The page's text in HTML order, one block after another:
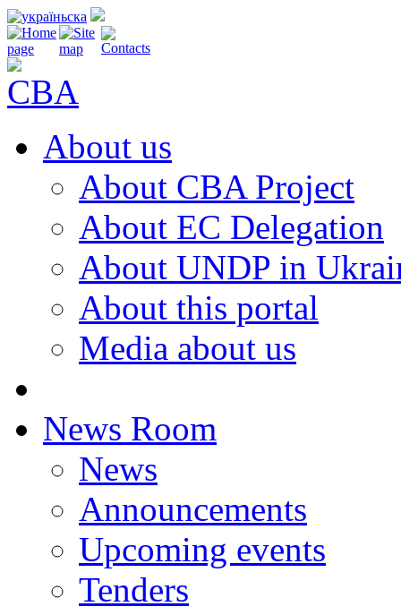
About us
About CBA Project
About EC Delegation
About UNDP in
About this portal
Media about us
News Room
News
Announcements
Upcoming events
Tenders